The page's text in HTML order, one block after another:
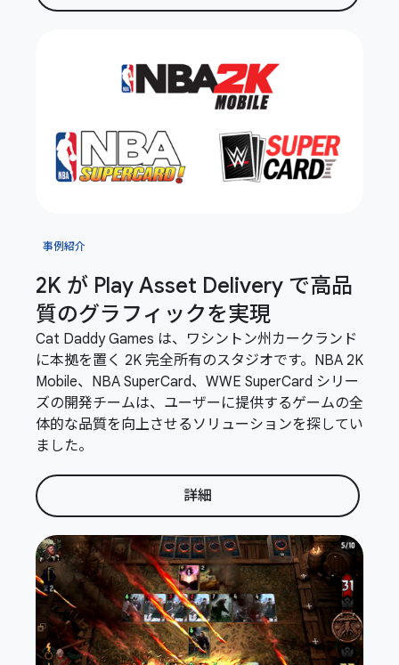
事例紹介
2K が Play Asset Delivery で高品
質のグラフィックを実現
Cat Daddy Games は、ワシントン州カークランド
に本拠を置く 2K 完全所有のスタジオです。NBA 2K
Mobile、NBA SuperCard、WWE SuperCard シリー
ズの開発チームは、ユーザーに提供するゲームの全
体的な品質を向上させるソリューションを探してい
ました。
詳細